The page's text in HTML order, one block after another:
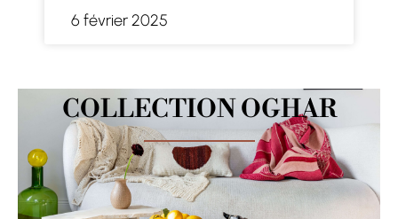
6 février 2025
COLLECTION OGHAR